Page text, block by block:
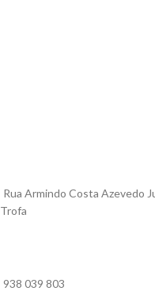
Rua Armindo Costa Azevedo
Trofa
938 039 803